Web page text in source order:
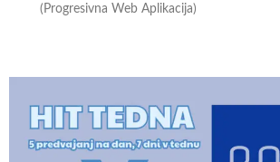
(Progresivna Web Aplikacija)